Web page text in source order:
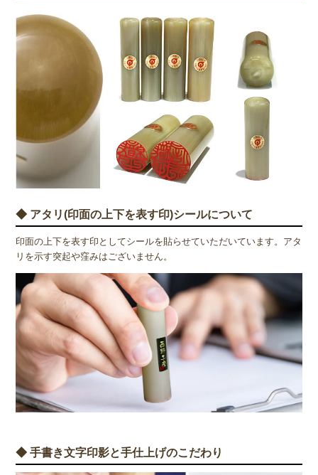
◆ アタリ(印面の上下を表す印)シールについて
印面の上下を表す印としてシールを貼らせていただいています。アタ
リを示す突起や窪みはございません。
◆ 手書き文字印影と手仕上げのこだわり